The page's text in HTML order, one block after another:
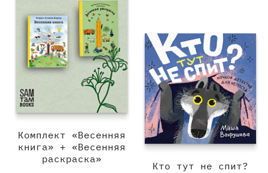
Комплект «Весенняя
книга» + «Весенняя
раскраска»
Кто тут не спит?